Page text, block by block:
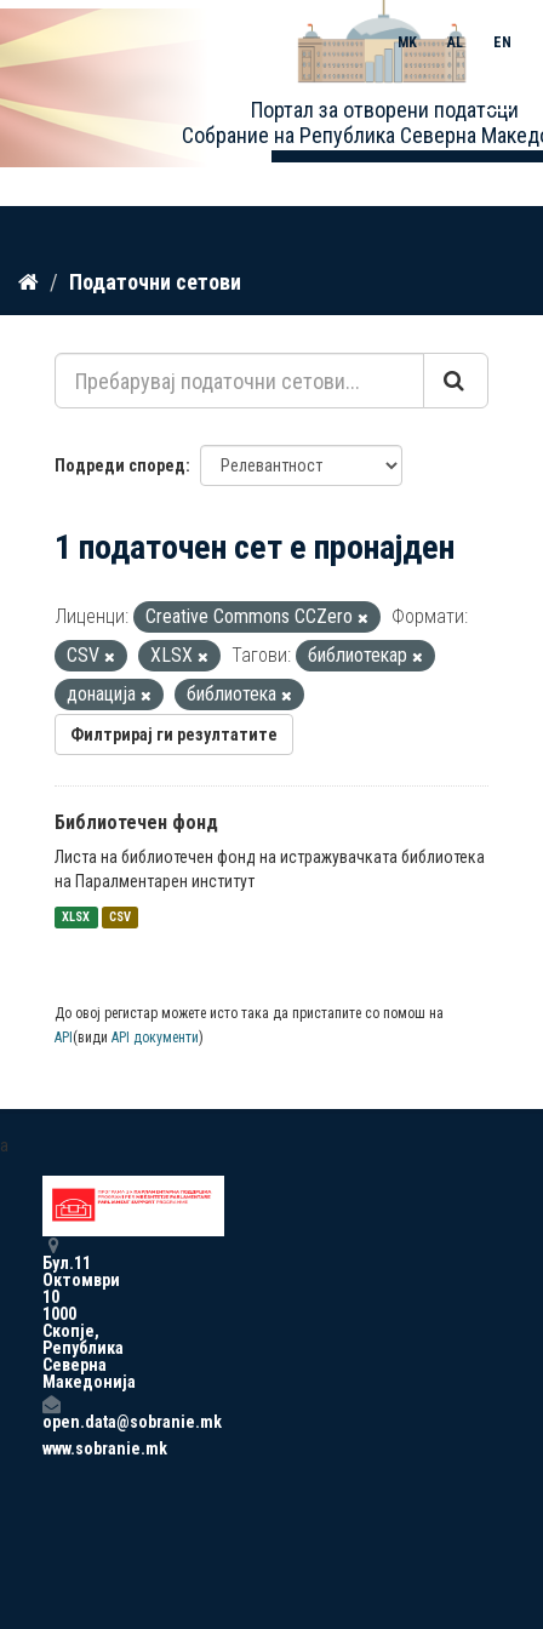
Прескокнете
содржина
Портал за отворени податоци
Собрание на Република Северна
MK AL EN
Toggle
Податочни сетови
Подреди според
1 податочен сет е пронајден
Лиценци: Creative Commons CCZero
Формати:
CSV
XLSX Тагови:
библиотекар
донација
библиотека
Филтрирај ги резултатите
Библиотечен фонд
Листа на библиотечен фонд на истражувачката библиотека
на Паралментарен институт
XLSX CSV
До овој регистар можете исто така да пристапите со помош на
API (види API документи)
a
Бул.11
Октомври
10
1000
Скопје,
Република
Северна
Македонија
open.data@sobranie.mk
www.sobranie.mk